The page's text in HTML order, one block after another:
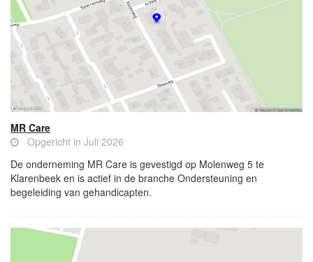
MR Care
Opgericht in Juli 2026
De onderneming MR Care is gevestigd op Molenweg 5 te
Klarenbeek en is actief in de branche Ondersteuning en
begeleiding van gehandicapten.